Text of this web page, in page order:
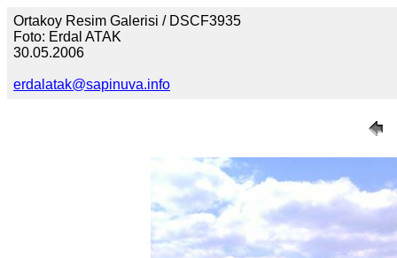
Ortakoy Resim Galerisi / DSCF3935
Foto: Erdal ATAK
30.05.2006
erdalatak@sapinuva.info